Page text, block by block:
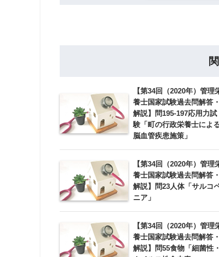
【第34回（2020年）管理
養士国家試験過去問解答・
解説】問195-197応用力試
験「町の行政栄養士によ
脳血管疾患施策」
【第34回（2020年）管理
養士国家試験過去問解答・
解説】問23人体「サルコ
ニア」
【第34回（2020年）管理
養士国家試験過去問解答・
解説】問55食物「細菌性・